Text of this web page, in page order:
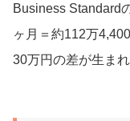
Business Standard
ヶ月＝約112万
30万円の差が生まれ